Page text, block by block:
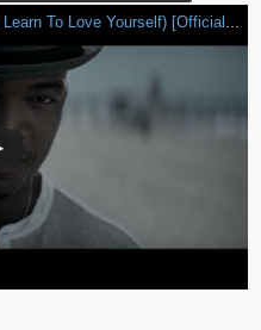
Ne-Yo - Let Me Love You (Until You Learn To Love Yourself) [Official Video]